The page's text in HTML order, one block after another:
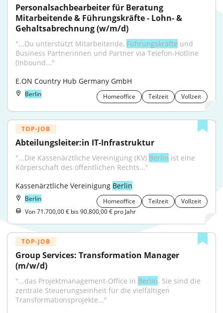
Personalsachbearbeiter für Beratung
Mitarbeitende & Führungskräfte - Lohn- &
Gehaltsabrechnung (w/m/d)
"...Du unterstützt Mitarbeitende, Führungskräfte und
Business Partnerinnen und Partner via Telefon-Hotline
(Inbound..."
E.ON Country Hub Germany GmbH
Berlin Homeoffice Teilzeit Vollzeit
TOP-JOB
Abteilungsleiter:in IT-Infrastruktur
"...Die Kassenärztliche Vereinigung (KV) Berlin ist eine
Körperschaft des öffentlichen Rechts..."
Kassenärztliche Vereinigung Berlin
Berlin Homeoffice Teilzeit
Vollzeit
Von 71.700,00 € bis 90.800,00 € pro Jahr
TOP-JOB
Group Services: Transformation Manager
(m/w/d)
"...das Projektmanagement-Office in Berlin. Sie sind die
zentrale Steuerungseinheit für die vielfältigen
Transformationsprojekte..."